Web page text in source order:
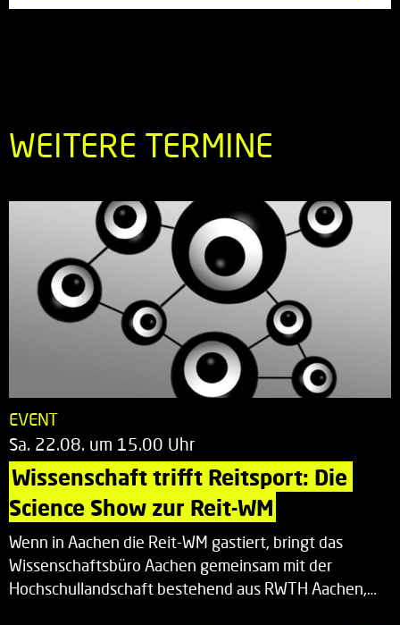
WEITERE TERMINE
EVENT
Sa. 22.08. um 15.00 Uhr
Wissenschaft trifft Reitsport: Die
Science Show zur Reit-WM
Wenn in Aachen die Reit-WM gastiert, bringt das
Wissenschaftsbüro Aachen gemeinsam mit der
Hochschullandschaft bestehend aus RWTH Aachen,…